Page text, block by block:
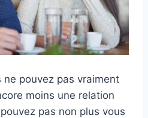
ne pouvez pas vraiment
moins une relation
pas non plus vous